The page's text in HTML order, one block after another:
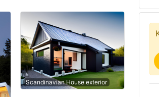
Scandinavian House exterior